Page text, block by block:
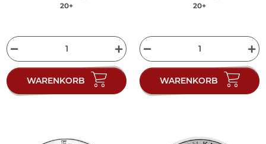
20+
WARENKORB
20+
WARENKORB